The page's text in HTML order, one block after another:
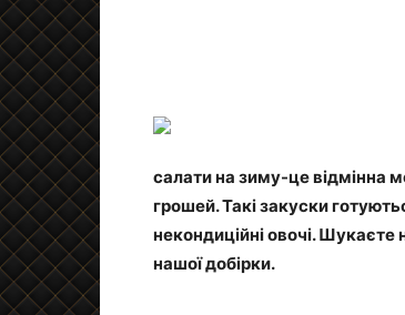
салати на зиму-це відмінна
грошей. Такі закуски
некондиційні овочі. Шукаєте
нашої добірки.